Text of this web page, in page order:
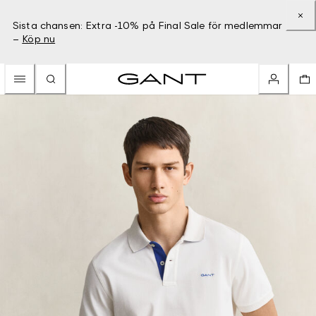
Sista chansen: Extra -10% på Final Sale för medlemmar
– Köp nu